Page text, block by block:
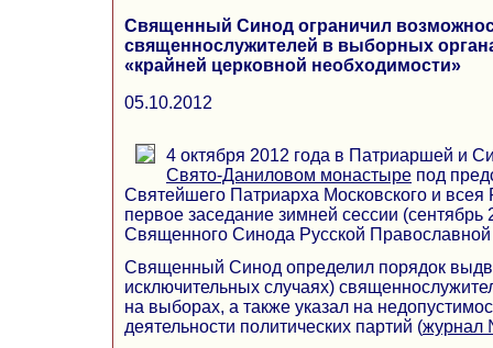
Священный Синод ограничил
священнослужителей в выборных
«крайней церковной необходимости»
05.10.2012
4 октября 2012 года в Патриаршей и
Свято-Даниловом монастыре под
Святейшего Патриарха Московского и
первое заседание зимней сессии
Священного Синода Русской
Священный Синод определил порядок
исключительных случаях)
на выборах, а также указал на
деятельности политических партий (журнал